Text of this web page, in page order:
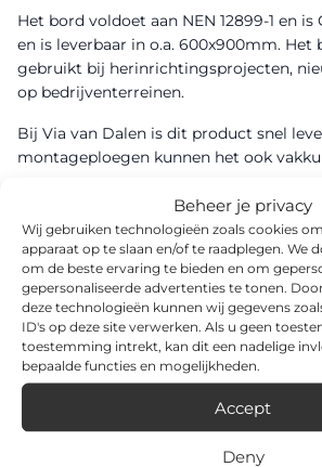
Beheer je privacy
Wij gebruiken technologieën zoals cookies
apparaat op te slaan en/of te raadplegen. We
om de beste ervaring te bieden en om
gepersonaliseerde advertenties te tonen.
deze technologieën kunnen wij gegevens
ID's op deze site verwerken. Als u geen
toestemming intrekt, kan dit een nadelige
bepaalde functies en mogelijkheden.
Accept
Deny
Het bord voldoet aan NEN 12899-1 en is
en is leverbaar in o.a. 600x900mm. Het
gebruikt bij herinrichtingsprojecten,
op bedrijventerreinen.
Bij Via van Dalen is dit product snel
montageploegen kunnen het ook